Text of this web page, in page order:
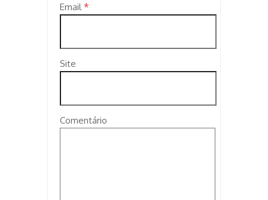
Email*
Site
Comentário